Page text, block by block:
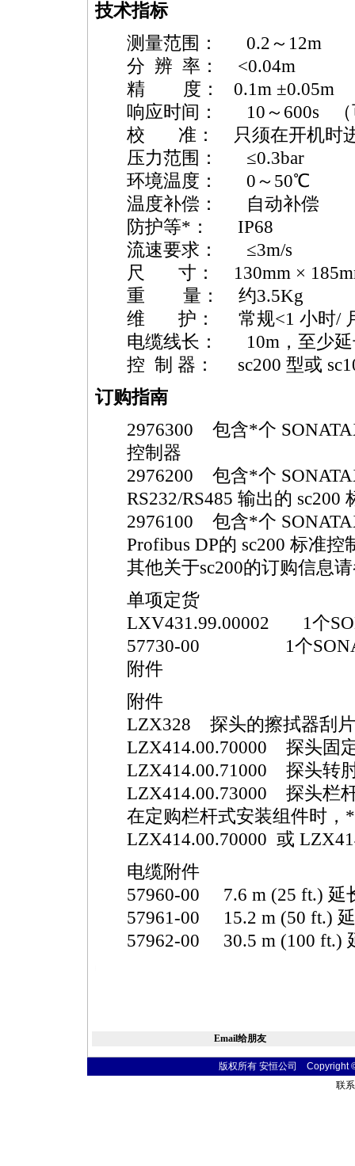
技术指标
测量范围： 0.2～12m
分 辨 率： <0.04m
精 度： 0.1m ±0.05m
响应时间： 10～600s （
校 准： 只须在开机时
压力范围： ≤0.3bar
环境温度： 0～50℃
温度补偿： 自动补偿
防护等* ： IP68
流速要求： ≤3m/s
尺 寸： 130mm ×
重 量： 约3.5Kg
维 护： 常规<1 小时/
电缆线长： 10m，至少延
控 制 器： sc200 型或
订购指南
2976300 包含*个
控制器
2976200 包含*个
RS232/RS485 输出的 sc200
2976100 包含*个
Profibus DP的 sc200 标准控
其他关于sc200的订购信息
单项定货
LXV431.99.00002 1个
57730-00 1个
附件
附件
LZX328 探头的擦拭器刮
LZX414.00.70000 探头固
LZX414.00.71000 探头转
LZX414.00.73000 探头栏
在定购栏杆式安装组件时， *
LZX414.00.70000 或
电缆附件
57960-00 7.6 m (25 ft.) 延
57961-00 15.2 m (50 ft.)
57962-00 30.5 m (100 ft.)
Email给朋友
版权所有 安恒公司 Copyright
联